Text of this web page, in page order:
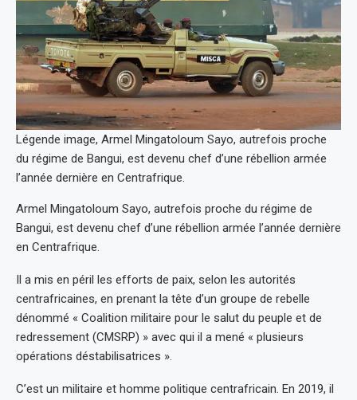
Légende image, Armel Mingatoloum Sayo, autrefois proche
du régime de Bangui, est devenu chef d’une rébellion armée
l’année dernière en Centrafrique.
Armel Mingatoloum Sayo, autrefois proche du régime de
Bangui, est devenu chef d’une rébellion armée l’année dernière
en Centrafrique.
Il a mis en péril les efforts de paix, selon les autorités
centrafricaines, en prenant la tête d’un groupe de rebelle
dénommé « Coalition militaire pour le salut du peuple et de
redressement (CMSRP) » avec qui il a mené « plusieurs
opérations déstabilisatrices ».
C’est un militaire et homme politique centrafricain. En 2019, il